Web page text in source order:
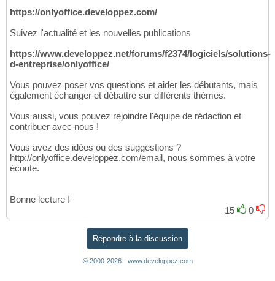
https://onlyoffice.developpez.com/
Suivez l'actualité et les nouvelles publications
https://www.developpez.net/forums/f2374/logiciels/solutions-
d-entreprise/onlyoffice/
Vous pouvez poser vos questions et aider les débutants, mais
également échanger et débattre sur différents thèmes.
Vous aussi, vous pouvez rejoindre l'équipe de rédaction et
contribuer avec nous !
Vous avez des idées ou des suggestions ?
http://onlyoffice.developpez.com/email, nous sommes à votre
écoute.
Bonne lecture !
15
0
Répondre à la discussion
© 2000-2026 - www.developpez.com